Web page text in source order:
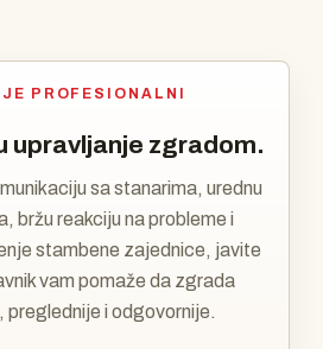
PROFESIONALNI
upravljanje zgradom.
sa stanarima, urednu
bržu reakciju na probleme i
stambene zajednice, javite
vam pomaže da zgrada
preglednije i odgovornije.